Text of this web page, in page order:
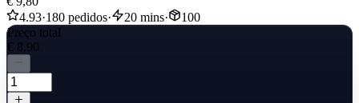
4.93·180 pedidos· 20 mins·
100
Preço total
€ 8,90